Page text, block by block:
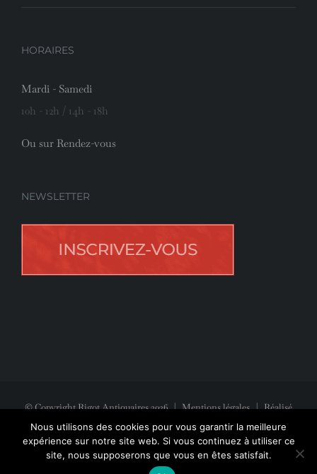
HORAIRES
Mardi - Samedi
10h - 12h / 14h - 18h
Ou sur Rendez-vous
NEWSLETTER
© Copyright Rigot Antiquaires2026|Mentions légales| Réalisé
avec la participation deJeff Concept
FacebookInstagram
Nous utilisons des cookies pour vous garantir la meilleure
expérience sur notre site web. Si vous continuez à utiliser ce
site, nous supposerons que vous en êtes satisfait.